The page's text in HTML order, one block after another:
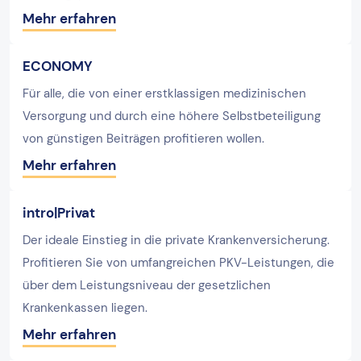
Mehr erfahren
ECONOMY
Für alle, die von einer erstklassigen medizinischen
Versorgung und durch eine höhere Selbstbeteiligung
von günstigen Beiträgen profitieren wollen.
Mehr erfahren
intro|Privat
Der ideale Einstieg in die private Krankenversicherung.
Profitieren Sie von umfangreichen PKV-Leistungen, die
über dem Leistungsniveau der gesetzlichen
Krankenkassen liegen.
Mehr erfahren